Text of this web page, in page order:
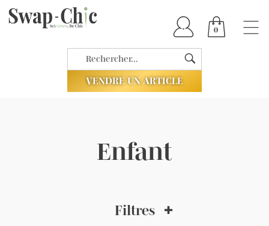
0
VENDRE UN ARTICLE
Enfant
Filtres